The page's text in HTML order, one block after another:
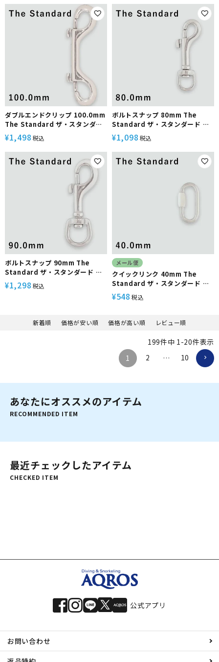
ダブルエンドクリップ 100.0mm
The Standard ザ・スタンダー
ド ダイビング アクセサリー パー
ツ ステンレス製 重器材
¥1,498 税込
ボルトスナップ 80mm The
Standard ザ・スタンダード ダ
イビング アクセサリー パーツ ス
テンレス製 重器材
¥1,098 税込
ボルトスナップ 90mm The
Standard ザ・スタンダード ダ
イビング アクセサリー パーツ ス
テンレス製 重器材
¥1,298 税込
メール便
クイックリンク 40mm The
Standard ザ・スタンダード ダ
イビング アクセサリー パーツ ス
テンレス製 重器材
¥548 税込
新着順 価格が安い順 価格が高い順 レビュー順
199件中 1 -20件表示
1
2 … 10
あなたにオススメのアイテム
RECOMMENDED ITEM
最近チェックしたアイテム
CHECKED ITEM
公式アプリ
お問い合わせ